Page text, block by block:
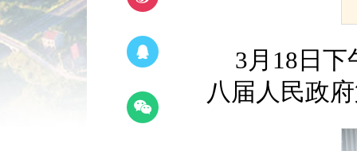
3月18日
八届人民政